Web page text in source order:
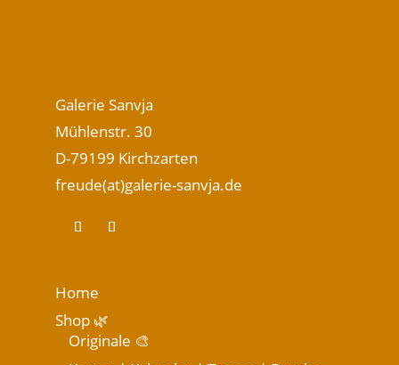
Galerie Sanvja
Mühlenstr. 30
D-79199 Kirchzarten
freude(at)galerie-sanvja.de
Home
Shop 🌿
Originale 🎨